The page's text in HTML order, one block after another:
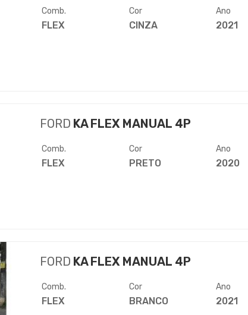
Comb.
FLEX
Cor
CINZA
Ano
2021
FORD KA FLEX MANUAL 4P
Comb.
FLEX
Cor
PRETO
Ano
2020
FORD KA FLEX MANUAL 4P
Comb.
FLEX
Cor
BRANCO
Ano
2021